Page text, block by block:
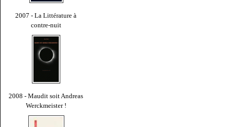
2007 - La Littérature à
contre-nuit
2008 - Maudit soit Andreas
Werckmeister !